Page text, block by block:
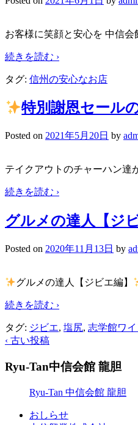
お客様に笑顔と安心を 中信
続きを読む ›
タグ: 信州の安心なお店
特別謝恩セール
Posted on 2021年5月20日 by
テイクアウトのチャーハン達
続きを読む ›
グルメの達人【ジビ
Posted on 2020年11月13日 by
グルメの達人【ジビエ編】
続きを読む ›
タグ: ジビエ, 塩尻, 志学館ワイ
‹ 古い投稿
Ryu-Tan中信会館 龍胆
Ryu-Tan 中信会館 龍胆
おしらせ